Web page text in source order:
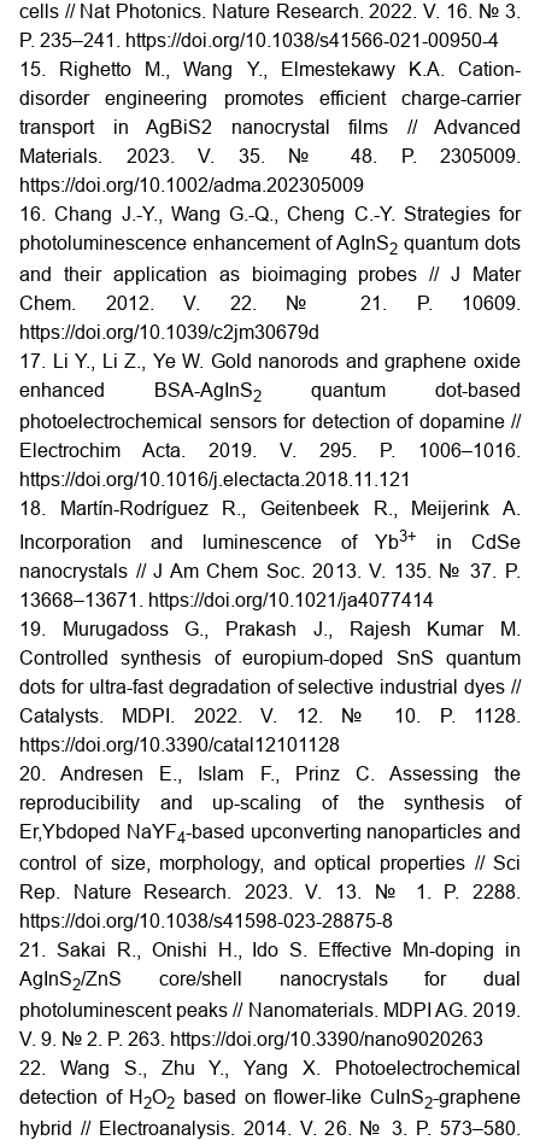
cells // Nat Photonics. Nature Research. 2022. V. 16. № 3.
P. 235–241. https://doi.org/10.1038/s41566-021-00950-4
15. Righetto M., Wang Y., Elmestekawy K.A. Cation-
disorder engineering promotes efficient charge-carrier
transport in AgBiS2 nanocrystal films // Advanced
Materials. 2023. V. 35. № 48. P. 2305009.
https://doi.org/10.1002/adma.202305009
16. Chang J.-Y., Wang G.-Q., Cheng C.-Y. Strategies for
photoluminescence enhancement of AgInS2 quantum dots
and their application as bioimaging probes // J Mater
Chem. 2012. V. 22. № 21. P. 10609.
https://doi.org/10.1039/c2jm30679d
17. Li Y., Li Z., Ye W. Gold nanorods and graphene oxide
enhanced BSA-AgInS2 quantum dot-based
photoelectrochemical sensors for detection of dopamine //
Electrochim Acta. 2019. V. 295. P. 1006–1016.
https://doi.org/10.1016/j.electacta.2018.11.121
18. Martín-Rodríguez R., Geitenbeek R., Meijerink A.
Incorporation and luminescence of Yb3+
in CdSe
nanocrystals // J Am Chem Soc. 2013. V. 135. № 37. P.
13668–13671. https://doi.org/10.1021/ja4077414
19. Murugadoss G., Prakash J., Rajesh Kumar M.
Controlled synthesis of europium-doped SnS quantum
dots for ultra-fast degradation of selective industrial dyes //
Catalysts. MDPI. 2022. V. 12. № 10. P. 1128.
https://doi.org/10.3390/catal12101128
20. Andresen E., Islam F., Prinz C. Assessing the
reproducibility and up-scaling of the synthesis of
Er,Ybdoped NaYF4-based upconverting nanoparticles and
control of size, morphology, and optical properties // Sci
Rep. Nature Research. 2023. V. 13. № 1. P. 2288.
https://doi.org/10.1038/s41598-023-28875-8
21. Sakai R., Onishi H., Ido S. Effective Mn-doping in
AgInS2/ZnS core/shell nanocrystals for dual
photoluminescent peaks // Nanomaterials. MDPI AG. 2019.
V. 9. № 2. P. 263. https://doi.org/10.3390/nano9020263
22. Wang S., Zhu Y., Yang X. Photoelectrochemical
detection of H2O2 based on flower-like CuInS2-graphene
hybrid // Electroanalysis. 2014. V. 26. № 3. P. 573–580.